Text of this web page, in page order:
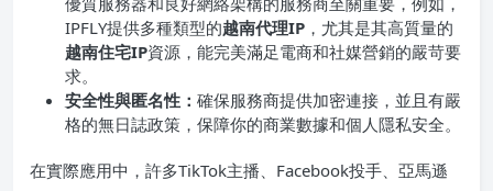
IPFLY提供多種類型的越南代理IP ，尤其是其高質量的
越南住宅IP資源，能完美滿足電商和社媒營銷的嚴苛要
求。
安全性與匿名性： 確保服務商提供加密連接，並且有嚴
格的無日誌政策，保障你的商業數據和個人隱私安全。
在實際應用中，許多TikTok主播、Facebook投手、亞馬遜